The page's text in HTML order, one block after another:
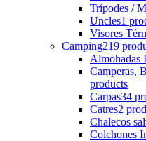
Trípodes /
Uncles1
Visores
Camping219
Almohadas
Camperas,
products
Carpas34
Catres2
Chalecos
Colchones